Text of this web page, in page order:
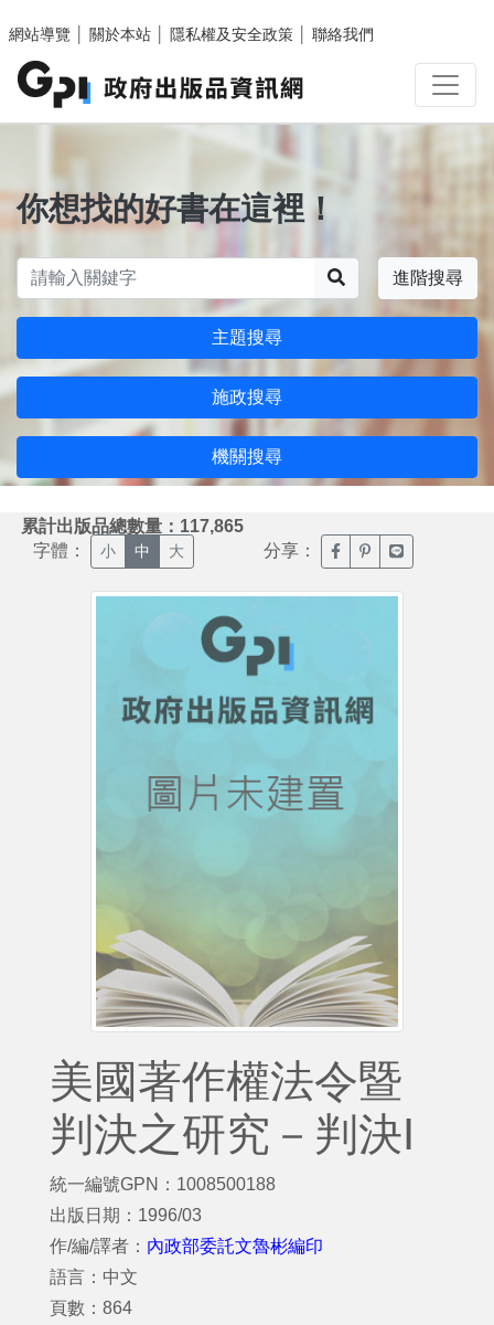
網站導覽
關於本站 隱私權及安全政策 聯絡我們
你想找的好書在這裡！
進階搜尋
主題搜尋
施政搜尋
機關搜尋
累計出版品總數量：117,865
字體： 小 中 大 分享： 臉書分享(另開新視窗)
噗浪分享(另開新
Line分享(另
美國著作權法令暨
判決之研究－判決I
統一編號GPN：1008500188
出版日期：1996/03
作/編/譯者： 內政部委託文魯彬編印
語言：中文
頁數：864